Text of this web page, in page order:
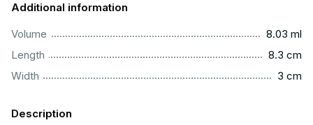
Additional information
Volume
8.03 ml
Length
8.3 cm
Width
3 cm
Description